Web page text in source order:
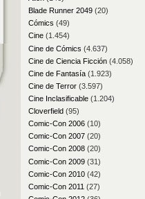
Blade Runner 2049(20)
Cómics (49)
Cine(1.454)
Cine de Cómics (4.637)
Cine de Ciencia Ficción(4.058)
Cine de Fantasía(1.923)
Cine de Terror(3.597)
Cine Inclasificable(1.204)
Cloverfield(95)
Comic-Con 2006(10)
Comic-Con 2007(20)
Comic-Con 2008(20)
Comic-Con 2009(31)
Comic-Con 2010(42)
Comic-Con 2011 (27)